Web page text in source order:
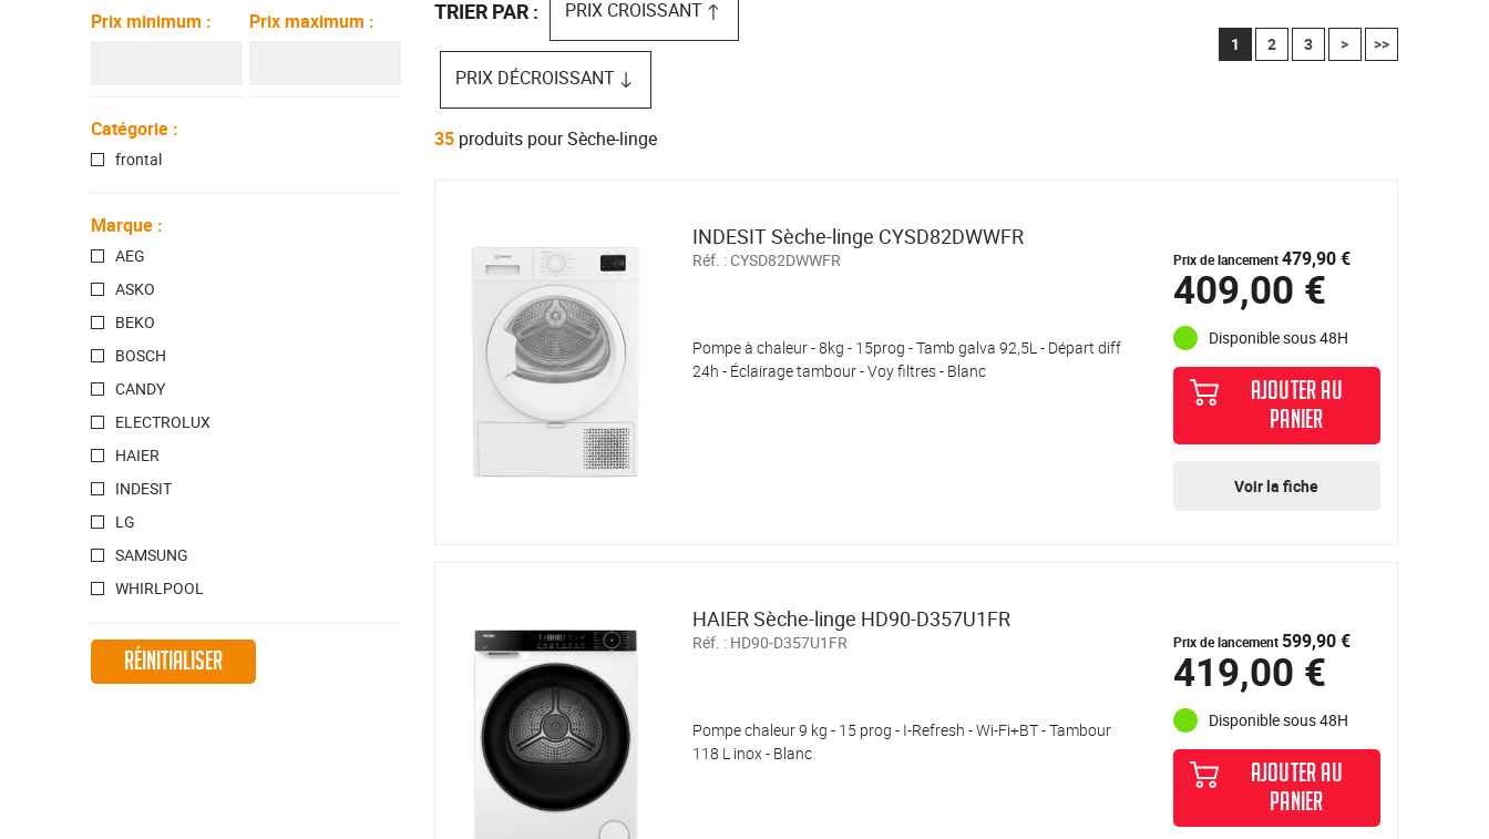
TRIER PAR : PRIX CROISSANT
PRIX DÉCROISSANT
1 2 3 > >>
35 produits pour Sèche-linge
INDESIT Sèche-linge CYSD82DWWFR
Réf. :CYSD82DWWFR
Pompe à chaleur - 8kg - 15prog - Tamb galva 92,5L - Départ diff
24h - Éclairage tambour - Voy filtres - Blanc
Prix de lancement479,90 €
409,00 €
Disponible sous 48H
AJOUTER AU
PANIER
Voir la fiche
HAIER Sèche-linge HD90-D357U1FR
Réf. : HD90-D357U1FR
Pompe chaleur 9 kg - 15 prog - I-Refresh - Wi-Fi+BT - Tambour
118 L inox - Blanc
Prix de lancement 599,90 €
419,00 €
Disponible sous 48H
AJOUTER AU
PANIER
Prix minimum : Prix maximum :
Catégorie :
frontal
Marque :
AEG
ASKO
BEKO
BOSCH
CANDY
ELECTROLUX
HAIER
INDESIT
LG
SAMSUNG
WHIRLPOOL